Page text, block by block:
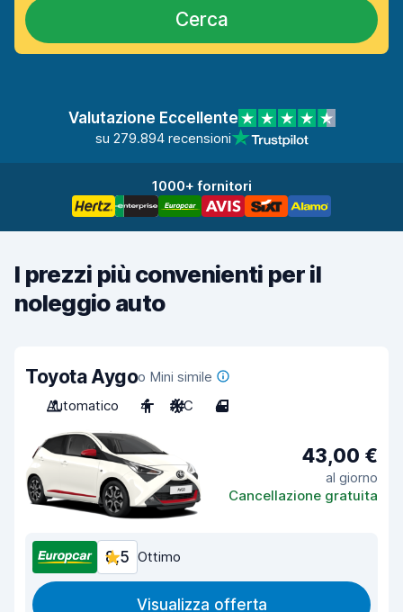
Cerca
Valutazione Eccellente
su 279.894 recensioni
1000+ fornitori
I prezzi più convenienti per il
noleggio auto
Toyota Aygoo Mini simile
Automatico
4 A/C 4
43,00 €
al giorno
Cancellazione gratuita
8,5 Ottimo
Visualizza offerta